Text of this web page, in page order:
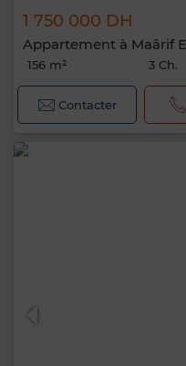
1 750 000 DH
Appartement à Maârif
156 m² 3 Ch.
Contacter